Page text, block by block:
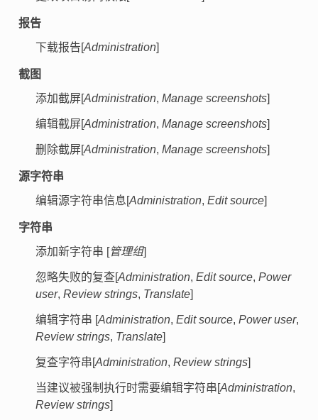
报告
下载报告[Administration]
截图
添加截屏[Administration, Manage screenshots]
编辑截屏[Administration, Manage screenshots]
删除截屏[Administration, Manage screenshots]
源字符串
编辑源字符串信息[Administration, Edit source]
字符串
添加新字符串 [管理组]
忽略失败的复查[Administration, Edit source, Power
user, Review strings, Translate]
编辑字符串 [Administration, Edit source, Power user,
Review strings, Translate]
复查字符串[Administration, Review strings]
当建议被强制执行时需要编辑字符串[Administration,
Review strings]